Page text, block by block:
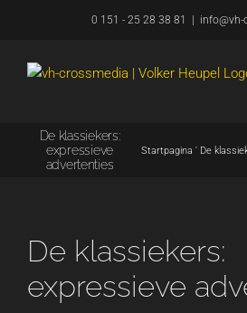
inhoud
0 151 - 25 28 38 81 info@vh-
De klassiekers:
expressieve
advertenties
Startpagina ' De
De klassiekers:
expressieve